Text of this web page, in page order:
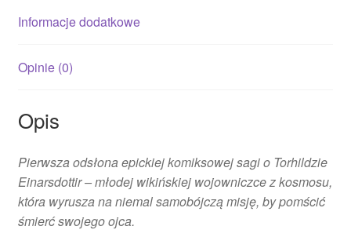
Informacje dodatkowe
Opinie (0)
Opis
Pierwsza odsłona epickiej komiksowej sagi o Torhildzie
Einarsdottir – młodej wikińskiej wojowniczce z kosmosu,
która wyrusza na niemal samobójczą misję, by pomścić
śmierć swojego ojca.